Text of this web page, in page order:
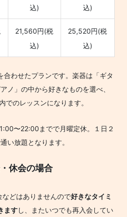
込) 込)
21,560円(税
込)
25,520円(税
込)
合わせたプランです。楽器は「ギタ
ノ」の中から好きなものを選べ、
でのレッスンになります。
〜22:00までで月曜定休。１日２
い放題となります。
休会の場合
どはありませんので好きなタイミ
ますし、またいつでも再入会してい